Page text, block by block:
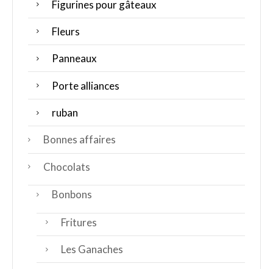
Figurines pour gâteaux
Fleurs
Panneaux
Porte alliances
ruban
Bonnes affaires
Chocolats
Bonbons
Fritures
Les Ganaches